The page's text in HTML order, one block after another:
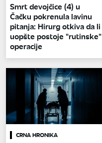
Smrt devojčice (4) u
Čačku pokrenula lavinu
pitanja: Hirurg otkiva da li
uopšte postoje "rutinske"
operacije
CRNA HRONIKA